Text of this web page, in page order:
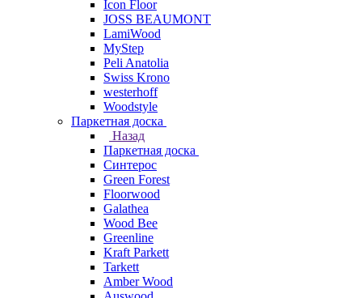
Icon Floor
JOSS BEAUMONT
LamiWood
MyStep
Peli Anatolia
Swiss Krono
westerhoff
Woodstyle
Паркетная доска
Назад
Паркетная доска
Синтерос
Green Forest
Floorwood
Galathea
Wood Bee
Greenline
Kraft Parkett
Tarkett
Amber Wood